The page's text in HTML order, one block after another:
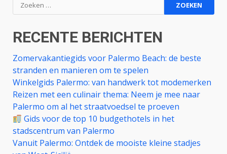
naar:
RECENTE BERICHTEN
Zomervakantiegids voor Palermo Beach: de beste
stranden en manieren om te spelen
Winkelgids Palermo: van handwerk tot modemerken
Reizen met een culinair thema: Neem je mee naar
Palermo om al het straatvoedsel te proeven
Gids voor de top 10 budgethotels in het
stadscentrum van Palermo
Vanuit Palermo: Ontdek de mooiste kleine stadjes